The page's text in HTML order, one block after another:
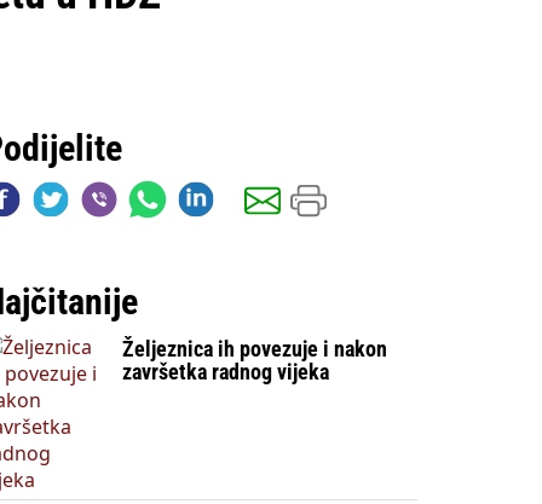
Željeznica ih povezuje i nakon
završetka radnog vijeka